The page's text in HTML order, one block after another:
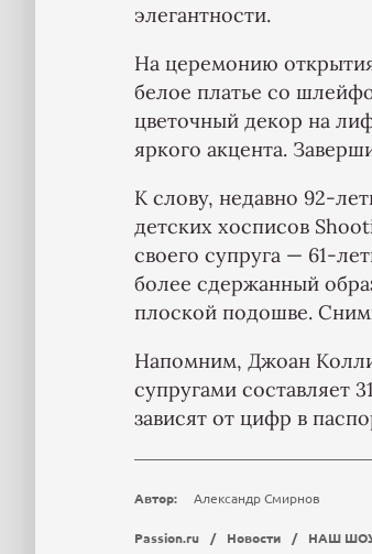
элегантности.
На церемонию
белое платье со
цветочный декор на
яркого акцента.
К слову, недавно 92-
детских хосписов
своего супруга — 61-
более сдержанный
плоской подошве.
Напомним, Джоан
супругами составляет
зависят от цифр в
Автор: Александр Смирнов
Passion.ru / Новости / НАШ